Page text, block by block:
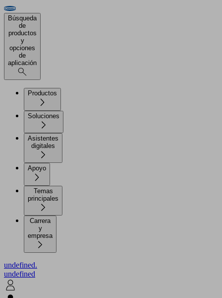
Búsqueda
de
productos
y
opciones
de
aplicación
Productos
Soluciones
Asistentes
Apoyo
Temas
principales
Carrera
y
empresa
undefined.
undefined